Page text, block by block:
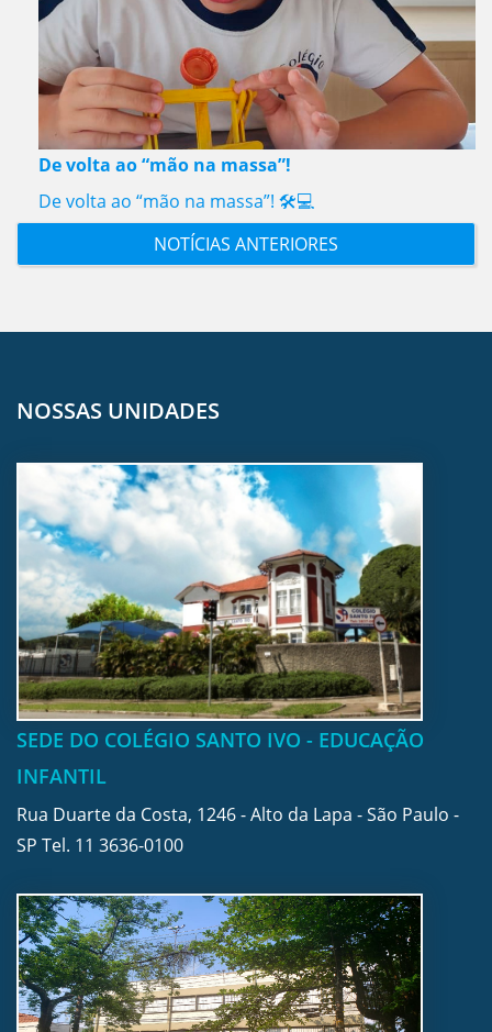
De volta ao “mão na massa”!
De volta ao “mão na massa”! 🛠️💻
NOTÍCIAS ANTERIORES
NOSSAS UNIDADES
SEDE DO COLÉGIO SANTO IVO - EDUCAÇÃO
INFANTIL
Rua Duarte da Costa, 1246 - Alto da Lapa - São Paulo -
SP Tel. 11 3636-0100